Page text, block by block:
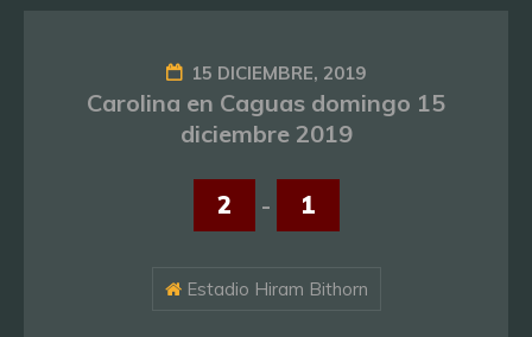
15 DICIEMBRE, 2019
Carolina en Caguas domingo 15
diciembre 2019
2 - 1
Estadio Hiram Bithorn